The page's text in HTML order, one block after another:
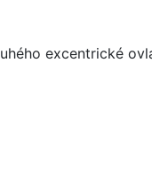
excentrické